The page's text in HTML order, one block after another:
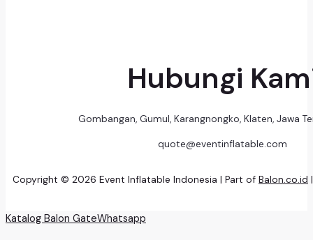
Hubungi
Gombangan, Gumul, Karangnongko, Klaten, Jawa
quote@eventinflatable.com
Copyright © 2026 Event Inflatable Indonesia | Part of Balon.co.id
Katalog Balon GateWhatsapp